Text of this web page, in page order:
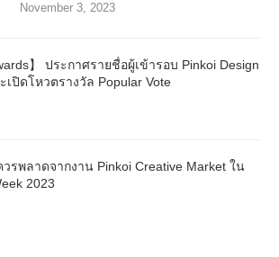
November 3, 2023
】 ประกาศรายชื่อผู้เข้ารอบ Pinkoi Design
เปิดโหวตรางวัล Popular Vote
รพลาดจากงาน Pinkoi Creative Market ใน
2023